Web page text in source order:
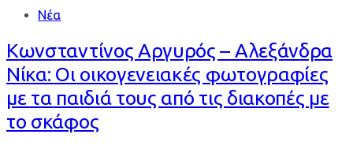
Νέα
Κωνσταντίνος Αργυρός – Αλεξάνδρα
Νίκα: Οι οικογενειακές φωτογραφίες
με τα παιδιά τους από τις διακοπές με
το σκάφος